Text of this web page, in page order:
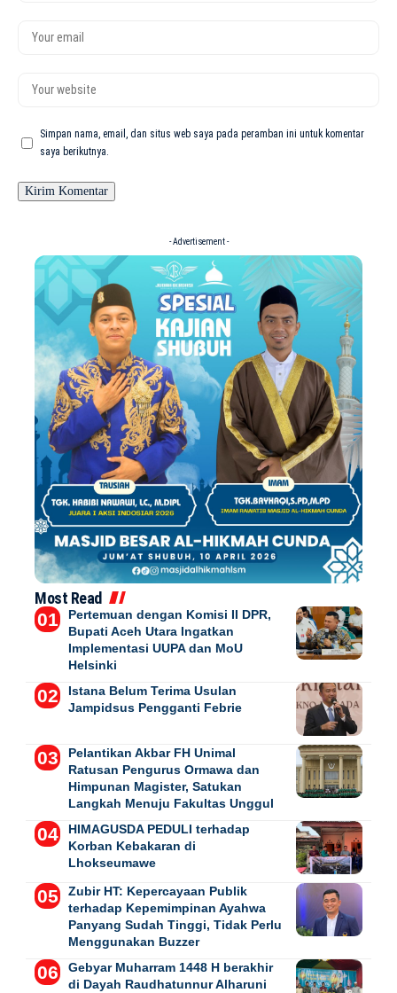
Simpan nama, email, dan situs web saya pada peramban ini untuk komentar
saya berikutnya.
- Advertisement -
Most Read
Pertemuan dengan Komisi II DPR,
Bupati Aceh Utara Ingatkan
Implementasi UUPA dan MoU
Helsinki
Istana Belum Terima Usulan
Jampidsus Pengganti Febrie
Pelantikan Akbar FH Unimal
Ratusan Pengurus Ormawa dan
Himpunan Magister, Satukan
Langkah Menuju Fakultas Unggul
HIMAGUSDA PEDULI terhadap
Korban Kebakaran di
Lhokseumawe
Zubir HT: Kepercayaan Publik
terhadap Kepemimpinan Ayahwa
Panyang Sudah Tinggi, Tidak Perlu
Menggunakan Buzzer
Gebyar Muharram 1448 H berakhir
di Dayah Raudhatunnur Alharuni